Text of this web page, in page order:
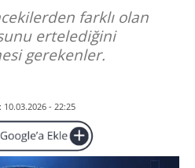
farklı olan
ertelediğini
gerekenler.
10.03.2026 - 22:25